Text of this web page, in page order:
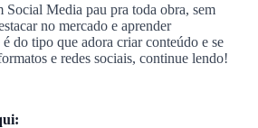
Social Media pau pra toda obra, sem
no mercado e aprender
do tipo que adora criar conteúdo e se
e redes sociais, continue lendo!